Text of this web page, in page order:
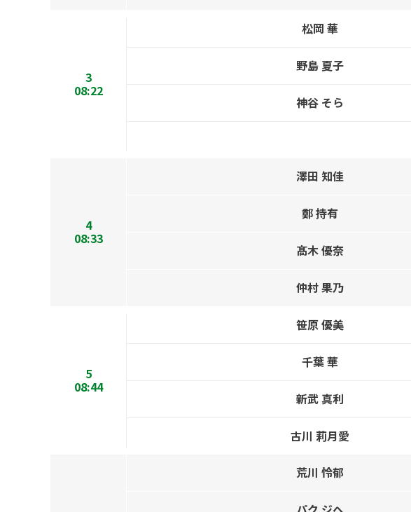
3
08:22
松岡 華
野島 夏子
神谷 そら
4
08:33
澤田 知佳
鄭 持有
髙木 優奈
仲村 果乃
5
08:44
笹原 優美
千葉 華
新武 真利
古川 莉月愛
荒川 怜郁